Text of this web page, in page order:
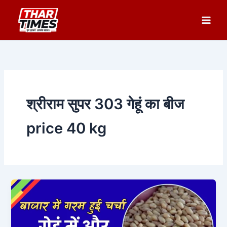
content
श्रीराम सुपर 303 गेहूं का बीज
price 40 kg